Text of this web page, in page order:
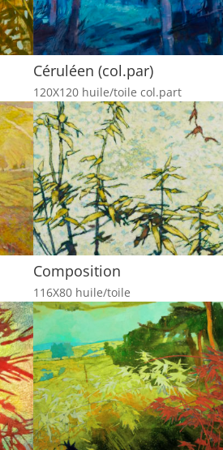
Céruléen (col.par)
120X120 huile/toile col.part
Composition
116X80 huile/toile